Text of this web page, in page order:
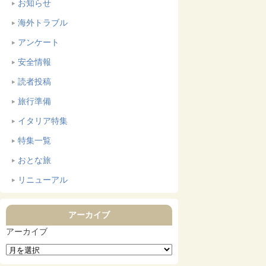
お知らせ
海外トラブル
アンケート
安全情報
読者投稿
旅行準備
イタリア特集
特集一覧
おとな旅
リニューアル
アーカイブ
アーカイブ